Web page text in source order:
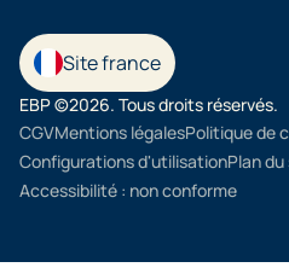
Site france
EBP ©2026. Tous droits réservés.
CGVMentions légalesPolitique de
Configurations d'utilisationPlan
Accessibilité : non conforme